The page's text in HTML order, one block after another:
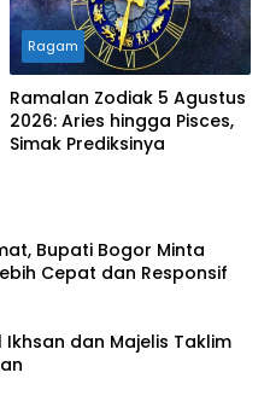
Ragam
Ramalan Zodiak 5 Agustus
2026: Aries hingga Pisces,
Simak Prediksinya
Bupati Bogor Minta
Cepat dan Responsif
Ikhsan dan Majelis Taklim